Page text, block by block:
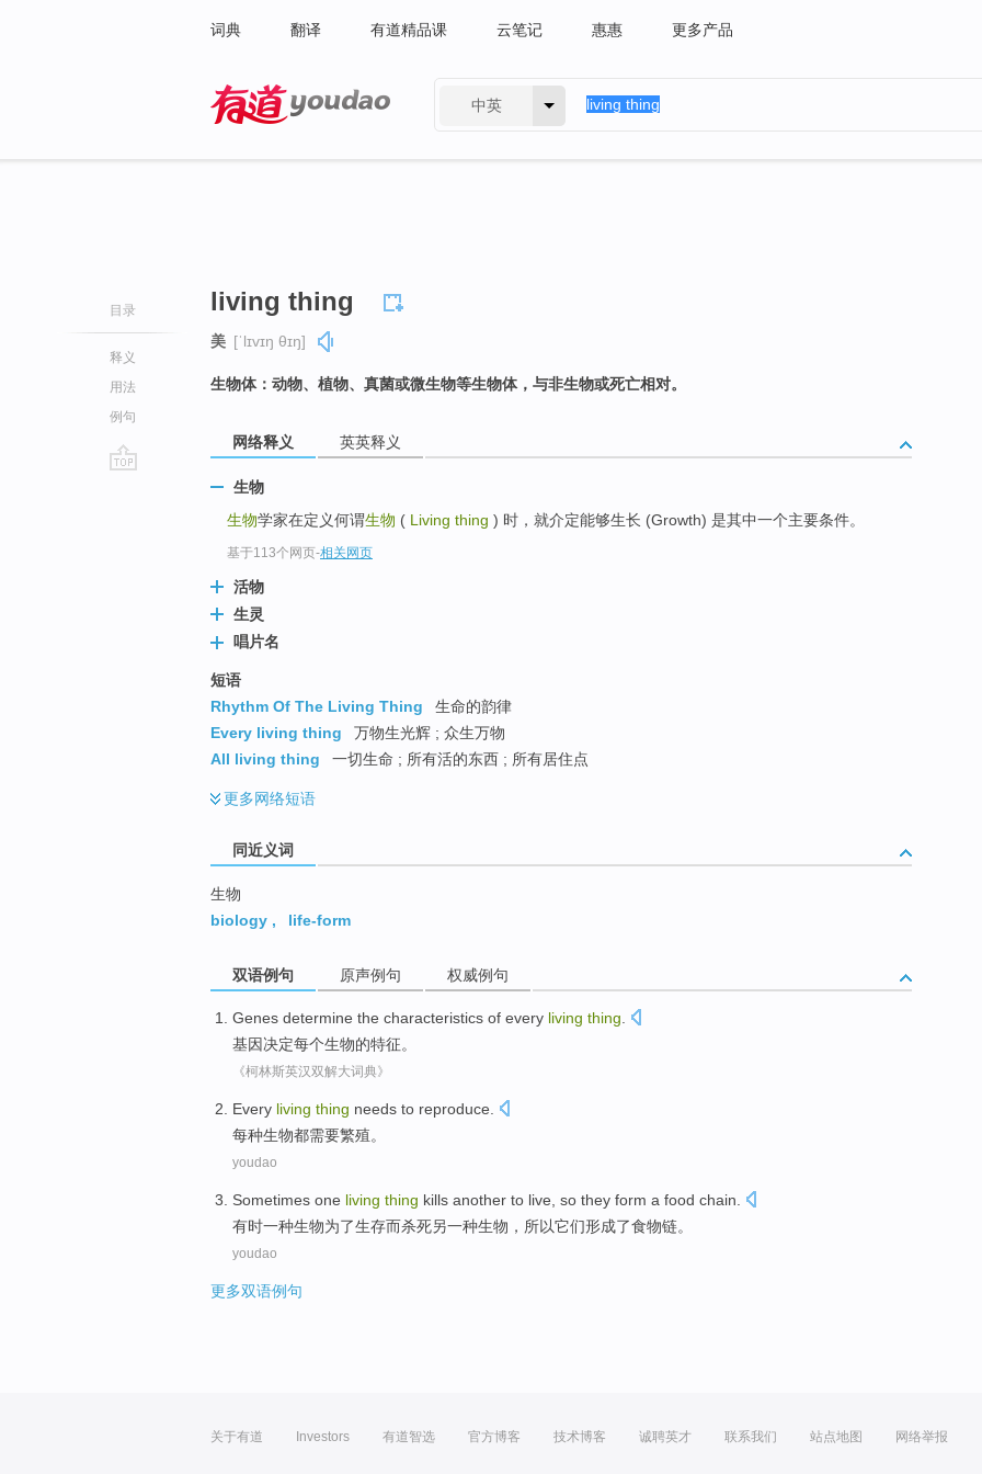
词典 翻译 有道精品课 云笔记 惠惠 更多产品
中英
目录
释义
用法
例句
living thing
美 [ˈlɪvɪŋ θɪŋ]
生物体：动物、植物、真菌或微生物等生物体，与非生物或死亡相对。
网络释义 英英释义
生物
生物学家在定义何谓生物 ( Living thing ) 时，就介定能够生长 (Growth) 是其中一个主要条件。
基于113个网页-相关网页
活物
生灵
唱片名
短语
Rhythm Of The Living Thing
生命的韵律
Every living thing
万物生光辉 ; 众生万物
All living thing
一切生命 ; 所有活的东西 ; 所有居住点
更多网络短语
同近义词
生物
biology , life-form
双语例句 原声例句 权威例句
Genes determine the characteristics of every living thing.
基因决定每个生物的特征。
《柯林斯英汉双解大词典》
Every living thing needs to reproduce.
每种生物都需要繁殖。
youdao
Sometimes one living thing kills another to live, so they form a food chain.
有时一种生物为了生存而杀死另一种生物，所以它们形成了食物链。
youdao
更多双语例句
关于有道 Investors 有道智选 官方博客 技术博客 诚聘英才 联系我们 站点地图 网络举报